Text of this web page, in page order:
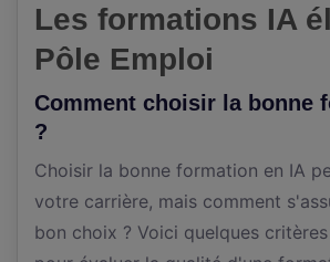
Les formations IA
Pôle Emploi
Comment choisir la bonne
?
Choisir la bonne formation en IA
votre carrière, mais comment
bon choix ? Voici quelques